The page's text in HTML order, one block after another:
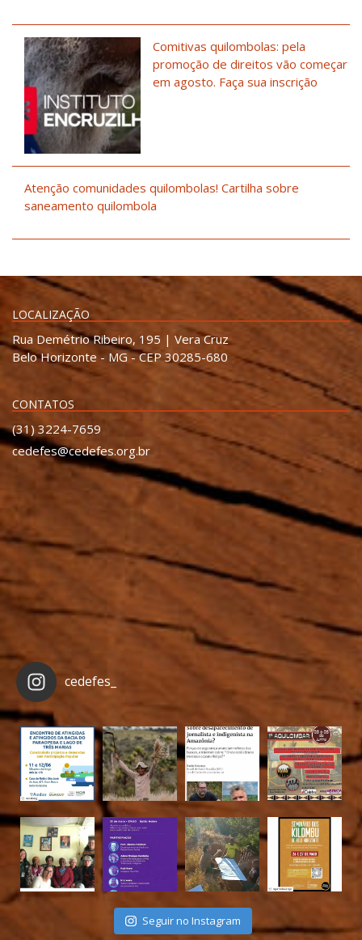
Comitivas quilombolas: pela
promoção de direitos vão começar
em agosto. Faça sua inscrição
Atenção comunidades quilombolas! Cartilha sobre
saneamento quilombola
LOCALIZAÇÃO
Rua Demétrio Ribeiro, 195 | Vera Cruz
Belo Horizonte - MG - CEP 30285-680
CONTATOS
(31) 3224-7659
cedefes@cedefes.org.br
cedefes_
Seguir no Instagram